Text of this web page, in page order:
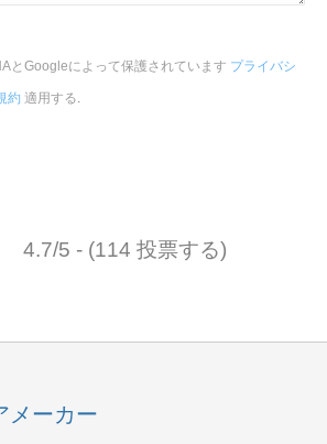
とGoogleによって保護されています プライバシ
約 適用する.
4.7/5 - (114 投票する)
メーカー